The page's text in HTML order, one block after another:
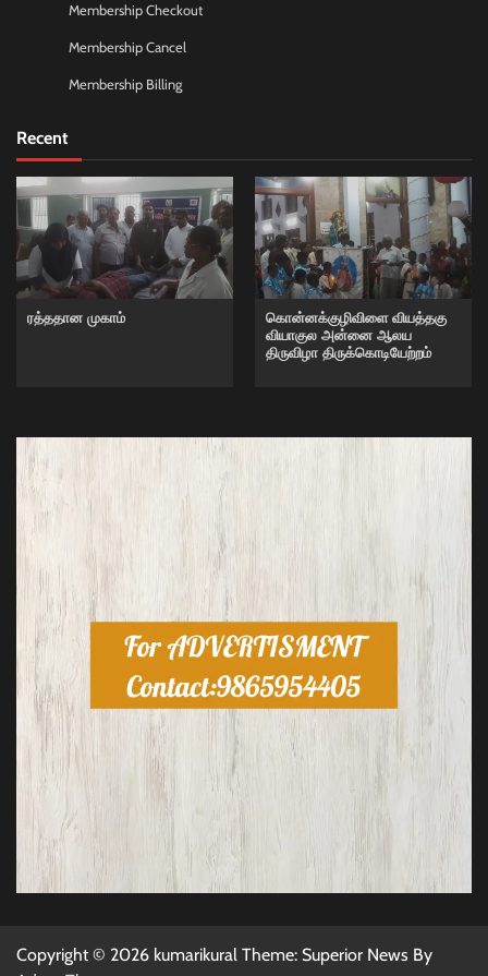
Membership Checkout
Membership Cancel
Membership Billing
Recent
ரத்ததான முகாம்
கொன்னக்குழிவிளை வியத்தகு
வியாகுல அன்னை ஆலய
திருவிழா திருக்கொடியேற்றம்
Copyright © 2026 kumarikural Theme: Superior News By